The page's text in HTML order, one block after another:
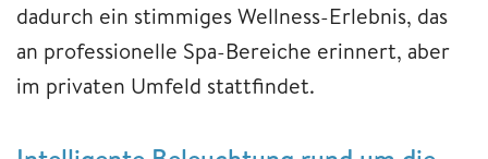
dadurch ein stimmiges Wellness-Erlebnis, das
an professionelle Spa-Bereiche erinnert, aber
im privaten Umfeld stattfindet.